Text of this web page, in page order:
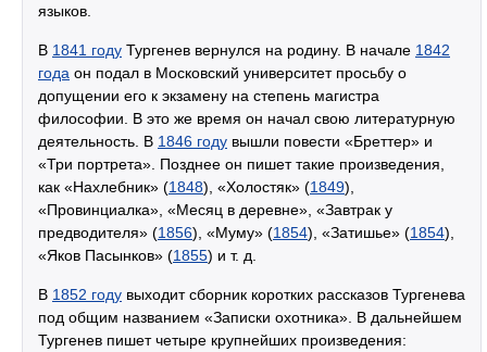
языков.
В 1841 году Тургенев вернулся на родину. В начале 1842
года он подал в Московский университет просьбу о
допущении его к экзамену на степень магистра
философии. В это же время он начал свою литературную
деятельность. В 1846 году вышли повести «Бреттер» и
«Три портрета». Позднее он пишет такие произведения,
как «Нахлебник» (1848), «Холостяк» (1849),
«Провинциалка», «Месяц в деревне», «Завтрак у
предводителя» (1856), «Муму» (1854), «Затишье» (1854),
«Яков Пасынков» (1855) и т. д.
В 1852 году выходит сборник коротких рассказов Тургенева
под общим названием «Записки охотника». В дальнейшем
Тургенев пишет четыре крупнейших произведения: